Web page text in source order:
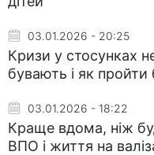
03.01.2026 - 20:25
Кризи у стосунках
бувають і як пройти
03.01.2026 - 18:22
Краще вдома, ніж
ВПО і життя на